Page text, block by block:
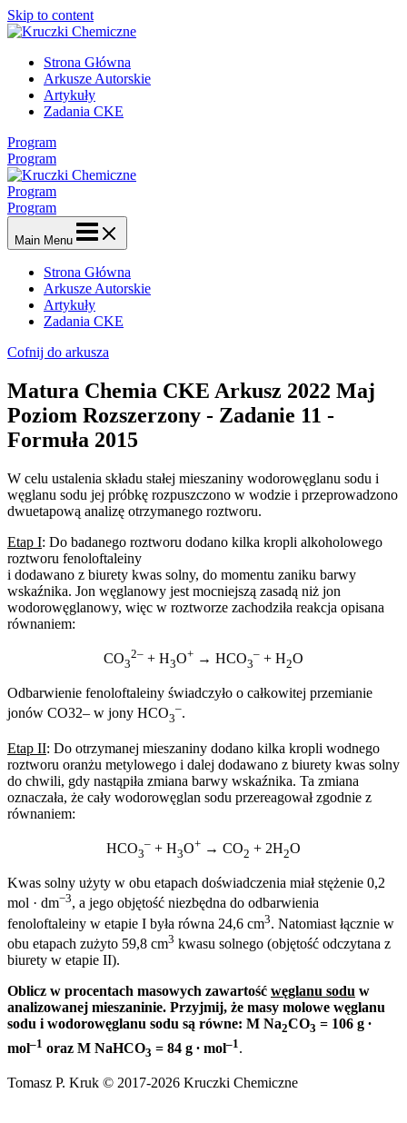
Skip to content
Strona Główna
Arkusze Autorskie
Artykuły
Zadania CKE
Program
Program
Program
Program
Main Menu
Strona Główna
Arkusze Autorskie
Artykuły
Zadania CKE
Cofnij do arkusza
Matura Chemia CKE Arkusz 2022 Maj
Poziom Rozszerzony - Zadanie 11 -
Formuła 2015
W celu ustalenia składu stałej mieszaniny wodorowęglanu sodu i
węglanu sodu jej próbkę rozpuszczono w wodzie i przeprowadzono
dwuetapową analizę otrzymanego roztworu.
Etap I: Do badanego roztworu dodano kilka kropli alkoholowego
roztworu fenoloftaleiny
i dodawano z biurety kwas solny, do momentu zaniku barwy
wskaźnika. Jon węglanowy jest mocniejszą zasadą niż jon
wodorowęglanowy, więc w roztworze zachodziła reakcja opisana
równaniem:
CO3
2– + H3O+ → HCO3
– + H2O
Odbarwienie fenoloftaleiny świadczyło o całkowitej przemianie
jonów CO32– w jony HCO3
–.
Etap II: Do otrzymanej mieszaniny dodano kilka kropli wodnego
roztworu oranżu metylowego i dalej dodawano z biurety kwas solny
do chwili, gdy nastąpiła zmiana barwy wskaźnika. Ta zmiana
oznaczała, że cały wodorowęglan sodu przereagował zgodnie z
równaniem:
HCO3
– + H3O+ → CO2 + 2H2O
Kwas solny użyty w obu etapach doświadczenia miał stężenie 0,2
mol · dm−3, a jego objętość niezbędna do odbarwienia
fenoloftaleiny w etapie I była równa 24,6 cm3. Natomiast łącznie w
obu etapach zużyto 59,8 cm3 kwasu solnego (objętość odczytana z
biurety w etapie II).
Oblicz w procentach masowych zawartość węglanu sodu w
analizowanej mieszaninie. Przyjmij, że masy molowe węglanu
sodu i wodorowęglanu sodu są równe: M Na2CO3 = 106 g ∙
mol–1 oraz M NaHCO3 = 84 g ∙ mol–1 .
Tomasz P. Kruk © 2017-2026 Kruczki Chemiczne